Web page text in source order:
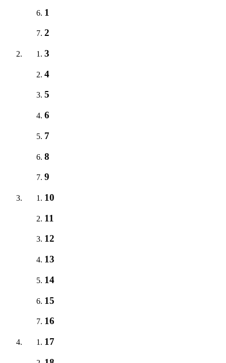
1
2
3
4
5
6
7
8
9
10
11
12
13
14
15
16
17